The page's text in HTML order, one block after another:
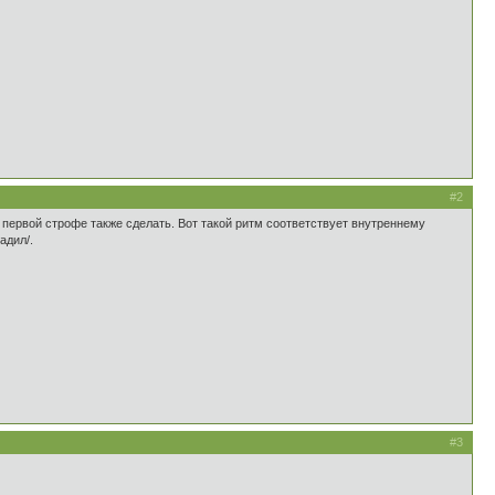
#2
строфе также сделать. Вот такой ритм соответствует внутреннему
.
#3